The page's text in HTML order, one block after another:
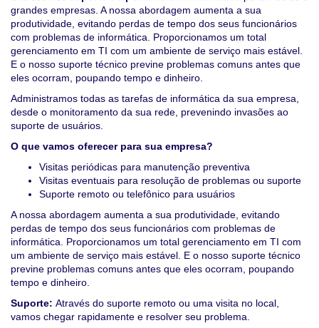
grandes empresas. A nossa abordagem aumenta a sua
produtividade, evitando perdas de tempo dos seus funcionários
com problemas de informática. Proporcionamos um total
gerenciamento em TI com um ambiente de serviço mais estável.
E o nosso suporte técnico previne problemas comuns antes que
eles ocorram, poupando tempo e dinheiro.
Administramos todas as tarefas de informática da sua empresa,
desde o monitoramento da sua rede, prevenindo invasões ao
suporte de usuários.
O que vamos oferecer para sua empresa?
Visitas periódicas para manutenção preventiva
Visitas eventuais para resolução de problemas ou suporte
Suporte remoto ou telefônico para usuários
A nossa abordagem aumenta a sua produtividade, evitando
perdas de tempo dos seus funcionários com problemas de
informática. Proporcionamos um total gerenciamento em TI com
um ambiente de serviço mais estável. E o nosso suporte técnico
previne problemas comuns antes que eles ocorram, poupando
tempo e dinheiro.
Suporte: Através do suporte remoto ou uma visita no local,
vamos chegar rapidamente e resolver seu problema.